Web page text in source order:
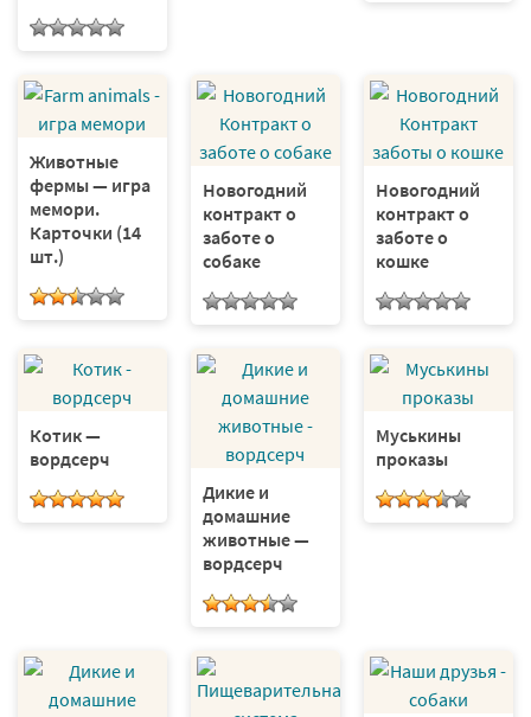
Животные
фермы — игра
мемори.
Карточки (14
шт.)
Новогодний
контракт о
заботе о
собаке
Новогодний
контракт о
заботе о
кошке
Котик —
вордсерч
Дикие и
домашние
животные —
вордсерч
Муськины
проказы